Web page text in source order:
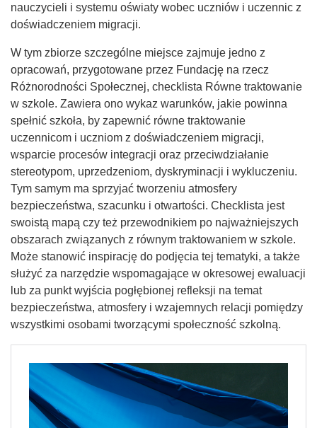
nauczycieli i systemu oświaty wobec uczniów i uczennic z
doświadczeniem migracji.
W tym zbiorze szczególne miejsce zajmuje jedno z
opracowań, przygotowane przez Fundację na rzecz
Różnorodności Społecznej, checklista Równe traktowanie
w szkole. Zawiera ono wykaz warunków, jakie powinna
spełnić szkoła, by zapewnić równe traktowanie
uczennicom i uczniom z doświadczeniem migracji,
wsparcie procesów integracji oraz przeciwdziałanie
stereotypom, uprzedzeniom, dyskryminacji i wykluczeniu.
Tym samym ma sprzyjać tworzeniu atmosfery
bezpieczeństwa, szacunku i otwartości. Checklista jest
swoistą mapą czy też przewodnikiem po najważniejszych
obszarach związanych z równym traktowaniem w szkole.
Może stanowić inspirację do podjęcia tej tematyki, a także
służyć za narzędzie wspomagające w okresowej ewaluacji
lub za punkt wyjścia pogłębionej refleksji na temat
bezpieczeństwa, atmosfery i wzajemnych relacji pomiędzy
wszystkimi osobami tworzącymi społeczność szkolną.